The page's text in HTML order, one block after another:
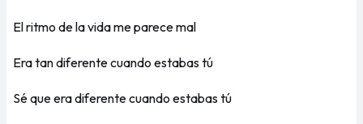
El ritmo de la vida me parece mal
Era tan diferente cuando estabas tú
Sé que era diferente cuando estabas tú